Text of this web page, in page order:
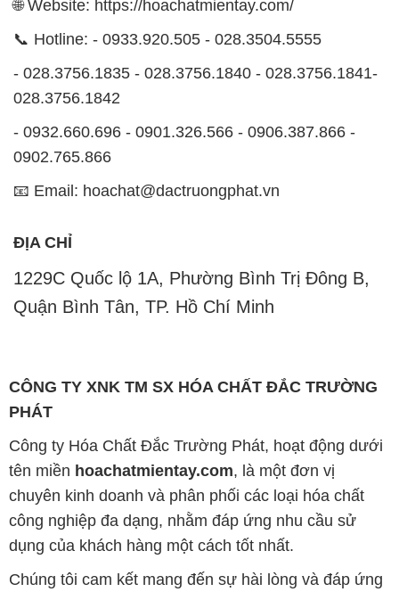
🌐 Website: https://hoachatmientay.com/
📞 Hotline: - 0933.920.505 - 028.3504.5555
- 028.3756.1835 - 028.3756.1840 - 028.3756.1841-
028.3756.1842
- 0932.660.696 - 0901.326.566 - 0906.387.866 -
0902.765.866
📧 Email: hoachat@dactruongphat.vn
ĐỊA CHỈ
1229C Quốc lộ 1A, Phường Bình Trị Đông B,
Quận Bình Tân, TP. Hồ Chí Minh
CÔNG TY XNK TM SX HÓA CHẤT ĐẮC TRƯỜNG
PHÁT
Công ty Hóa Chất Đắc Trường Phát, hoạt động dưới
tên miền hoachatmientay.com, là một đơn vị
chuyên kinh doanh và phân phối các loại hóa chất
công nghiệp đa dạng, nhằm đáp ứng nhu cầu sử
dụng của khách hàng một cách tốt nhất.
Chúng tôi cam kết mang đến sự hài lòng và đáp ứng